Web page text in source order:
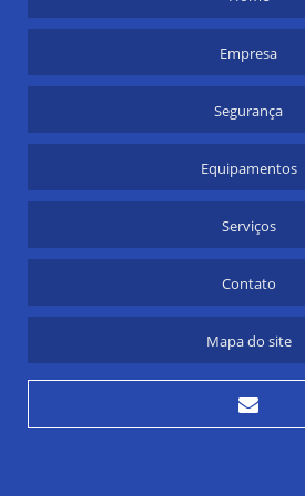
MUDANÇAS DE MÁQUINAS INDUSTRIAIS
REMOÇÃO DE MÁQUINAS E EQUIPAMENTOS
REMOÇÃO DE MÁQUINAS INDUSTRIAIS
TRANSPORTE DE CARGAS PESADAS SP
Empresa
Segurança
Equipamentos
Serviços
Contato
Mapa do site